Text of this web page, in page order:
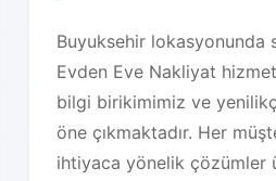
Buyuksehir lokasyonunda
Evden Eve Nakliyat
bilgi birikimimiz ve yenilikçi
öne çıkmaktadır. Her
ihtiyaca yönelik çözümler